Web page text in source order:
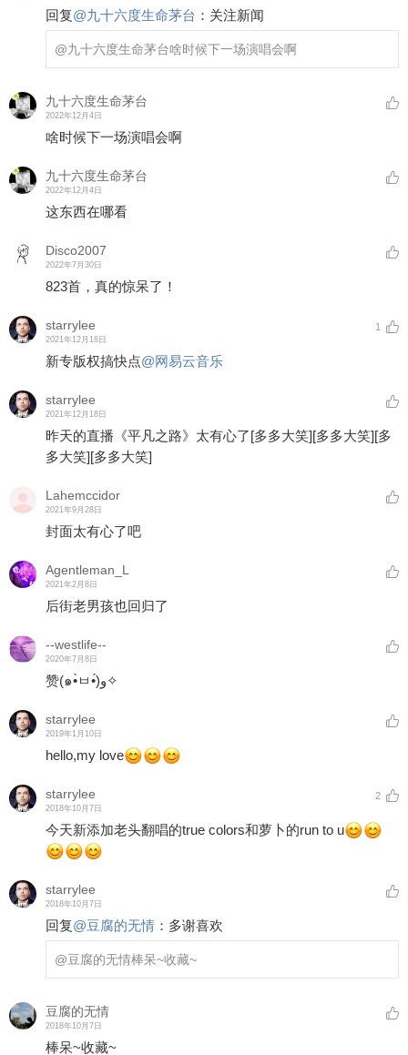
回复@九十六度生命茅台 ： 关注新闻
@九十六度生命茅台啥时候下一场演唱会啊
九十六度生命茅台
2022年12月4日
啥时候下一场演唱会啊
九十六度生命茅台
2022年12月4日
这东西在哪看
Disco2007
2022年7月30日
823首，真的惊呆了！
starrylee
2021年12月18日
1
新专版权搞快点@网易云音乐
starrylee
2021年12月18日
昨天的直播《平凡之路》太有心了[多多大笑][多多大笑][多
多大笑][多多大笑]
Lahemccidor
2021年9月28日
封面太有心了吧
Agentleman_L
2021年2月8日
后街老男孩也回归了
--westlife--
2020年7月8日
赞(๑•̀ㅂ•́)و✧
starrylee
2019年1月10日
hello,my love
starrylee
2018年10月7日
2
今天新添加老头翻唱的true colors和萝卜的run to u
starrylee
2018年10月7日
回复@豆腐的无情 ： 多谢喜欢
@豆腐的无情棒呆~收藏~
豆腐的无情
2018年10月7日
棒呆~收藏~